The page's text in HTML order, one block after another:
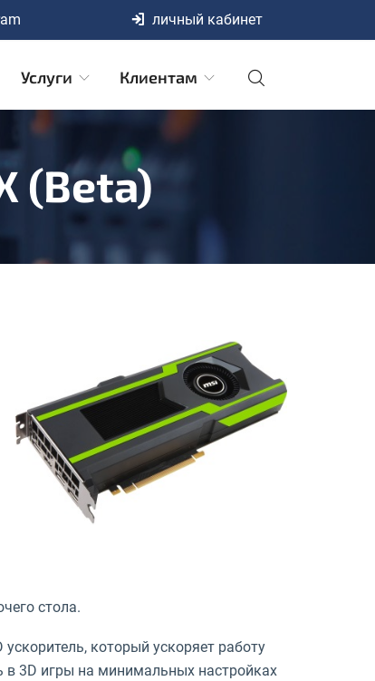
личный кабинет
Услуги Клиентам
(beta)
стола.
который ускоряет работу
в 3D игры на минимальных настройках